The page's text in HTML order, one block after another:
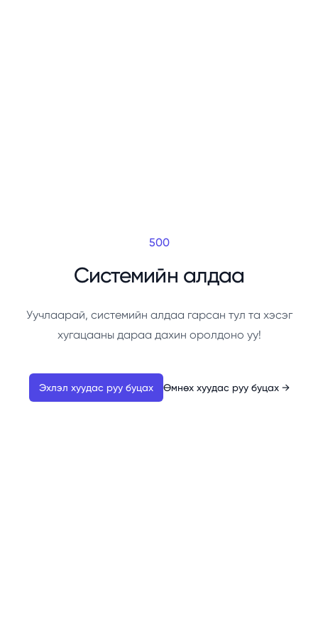
500
Системийн алдаа
Уучлаарай, системийн алдаа гарсан тул та хэсэг
хугацааны дараа дахин оролдоно уу!
Эхлэл хуудас руу буцах Өмнөх хуудас руу буцах →